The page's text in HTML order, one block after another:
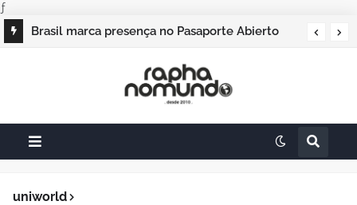
ƒ
Brasil marca presença no Pasaporte Abierto
uniworld